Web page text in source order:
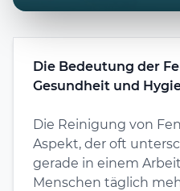
Die Bedeutung der
Gesundheit und
Die Reinigung von
Aspekt, der oft
gerade in einem
Menschen täglich